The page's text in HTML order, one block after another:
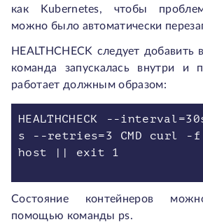
как Kubernetes, чтобы
можно было автоматически
HEALTHCHECK следует
команда запускалась внутри и
работает должным образом:
HEALTHCHECK --
s --retries=3 CMD curl
host || exit 1
Состояние контейнеров
помощью команды ps.